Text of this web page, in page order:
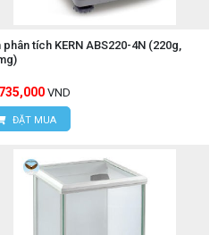
phân tích KERN ABS220-4N (220g,
VND
ĐẶT MUA